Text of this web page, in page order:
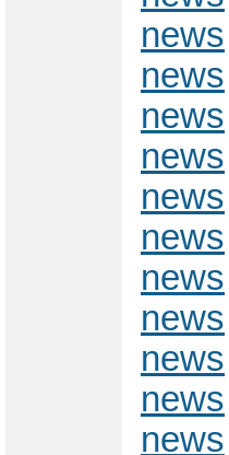
news
news
news
news
news
news
news
news
news
news
news